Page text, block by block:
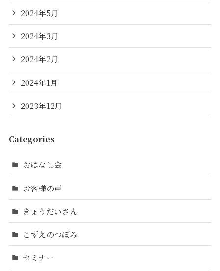
2024年5月
2024年3月
2024年2月
2024年1月
2023年12月
Categories
おはなし会
お客様の声
きょうだいさん
こずえのつぼみ
セミナー